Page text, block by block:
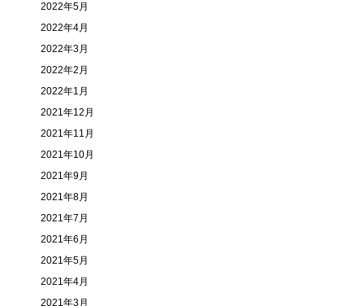
2022年5月
2022年4月
2022年3月
2022年2月
2022年1月
2021年12月
2021年11月
2021年10月
2021年9月
2021年8月
2021年7月
2021年6月
2021年5月
2021年4月
2021年3月